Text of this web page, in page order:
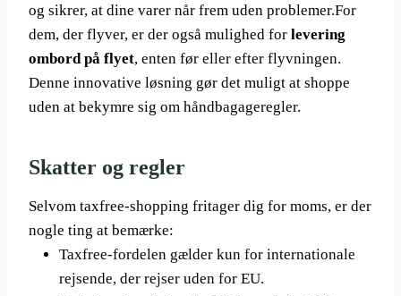
og sikrer, at dine varer når frem uden problemer.For
dem, der flyver, er der også mulighed for levering
ombord på flyet, enten før eller efter flyvningen.
Denne innovative løsning gør det muligt at shoppe
uden at bekymre sig om håndbagageregler.
Skatter og regler
Selvom taxfree-shopping fritager dig for moms, er der
nogle ting at bemærke:
Taxfree-fordelen gælder kun for internationale
rejsende, der rejser uden for EU.